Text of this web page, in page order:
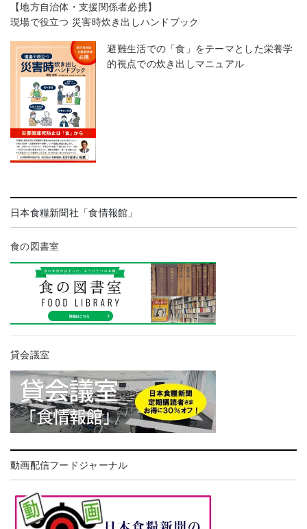
【地方自治体・支援関係者必携】
現場で役立つ 災害時炊き出しハンドブック
避難生活での「食」をテーマとした栄養学
的視点での炊き出しマニュアル
日本食糧新聞社「食情報館」
食の図書室
貸会議室
動画配信フードジャーナル